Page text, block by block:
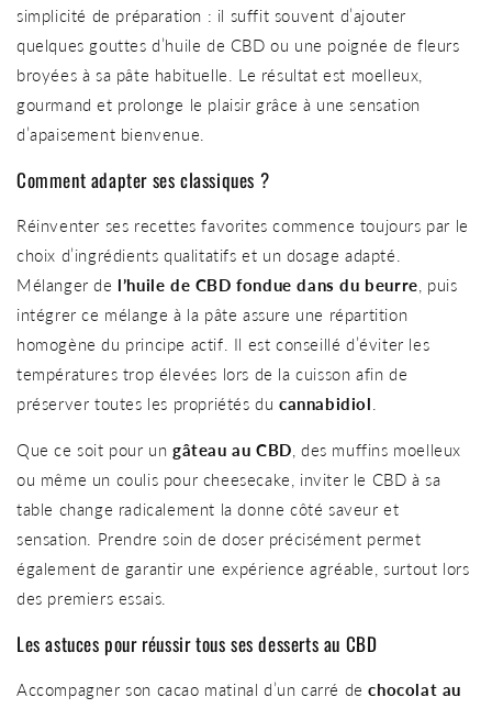
simplicité de préparation : il suffit souvent d’ajouter
quelques gouttes d’huile de CBD ou une poignée de fleurs
broyées à sa pâte habituelle. Le résultat est moelleux,
gourmand et prolonge le plaisir grâce à une sensation
d’apaisement bienvenue.
Comment adapter ses classiques ?
Réinventer ses recettes favorites commence toujours par le
choix d’ingrédients qualitatifs et un dosage adapté.
Mélanger de l’huile de CBD fondue dans du beurre , puis
intégrer ce mélange à la pâte assure une répartition
homogène du principe actif. Il est conseillé d’éviter les
températures trop élevées lors de la cuisson afin de
préserver toutes les propriétés ducannabidiol
Que ce soit pour un gâteau au CBD , des muffins moelleux
ou même un coulis pour cheesecake, inviter le CBD à sa
table change radicalement la donne côté saveur et
sensation. Prendre soin de doser précisément permet
également de garantir une expérience agréable, surtout lors
des premiers essais.
Les astuces pour réussir tous ses desserts au CBD
Accompagner son cacao matinal d’un carré dechocolat au